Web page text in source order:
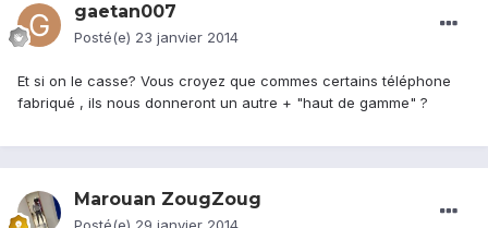
gaetan007
Posté(e) 23 janvier 2014
Et si on le casse? Vous croyez que commes certains téléphone
fabriqué , ils nous donneront un autre + "haut de gamme" ?
Marouan ZougZoug